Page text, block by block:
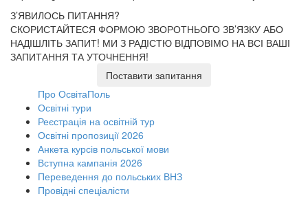
З’ЯВИЛОСЬ ПИТАННЯ?
СКОРИСТАЙТЕСЯ ФОРМОЮ ЗВОРОТНЬОГО ЗВ’ЯЗКУ АБО
НАДІШЛІТЬ ЗАПИТ! МИ З РАДІСТЮ ВІДПОВІМО НА ВСІ ВАШІ
ЗАПИТАННЯ ТА УТОЧНЕННЯ!
Поставити запитання
Про ОсвітаПоль
Освітні тури
Реєстрація на освітній тур
Освітні пропозиції 2026
Анкета курсів польської мови
Вступна кампанія 2026
Переведення до польських ВНЗ
Провідні спеціалісти